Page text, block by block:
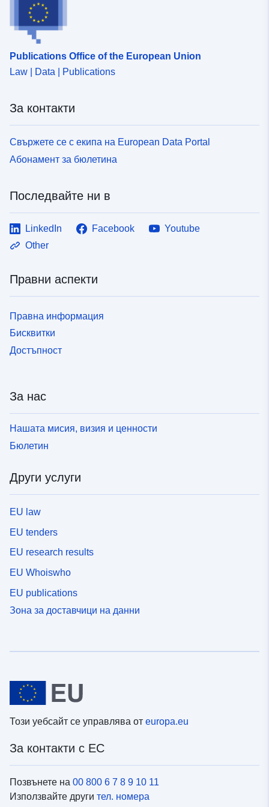
uriRef:
Publications Office of the European Union
Law | Data | Publications
За контакти
Свържете се с екипа на European Data Portal
Абонамент за бюлетина
Последвайте ни в
LinkedIn Facebook
Youtube
Other
Правни аспекти
Правна информация
Бисквитки
Достъпност
За нас
Нашата мисия, визия и ценности
Бюлетин
Други услуги
EU law
EU tenders
EU research results
EU Whoiswho
EU publications
Зона за доставчици на данни
Този уебсайт се управлява от europa.eu
За контакти с ЕС
Позвънете на 00 800 6 7 8 9 10 11
Използвайте други тел. номера